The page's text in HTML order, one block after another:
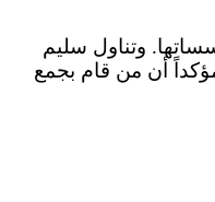
وتناول سليم
أن من قام بجمع